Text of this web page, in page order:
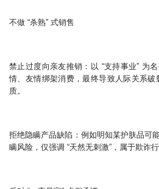
不做 “杀熟” 式销售
禁止过度向亲友推销：以 “支持事业” 为
情、友情绑架消费，最终导致人际关系破
质。
拒绝隐瞒产品缺陷：例如明知某护肤品可
瞒风险，仅强调 “天然无刺激”，属于欺诈行